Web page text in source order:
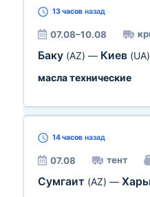
13 часов назад
07.08–10.08
Баку (AZ) — Киев (UA)
масла технические
14 часов назад
07.08 тент
Сумгаит (AZ) —